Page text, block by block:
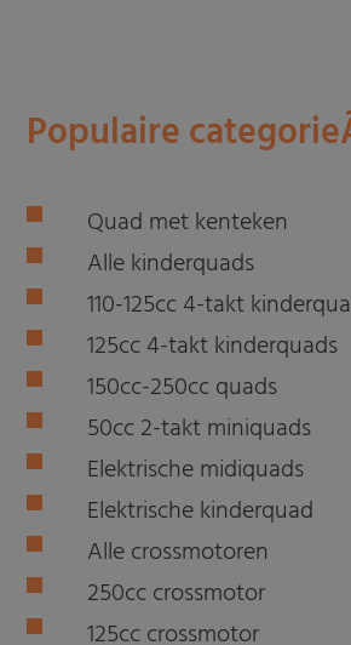
Populaire
Quad met kenteken
Alle kinderquads
110-125cc 4-takt
125cc 4-takt kinderquads
150cc-250cc quads
50cc 2-takt miniquads
Elektrische midiquads
Elektrische kinderquad
Alle crossmotoren
250cc crossmotor
125cc crossmotor